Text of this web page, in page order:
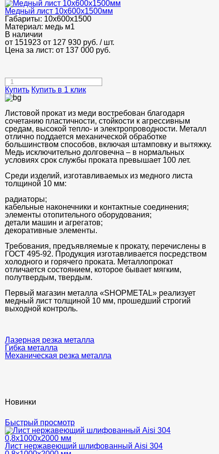
Медный лист 10x600x1500мм
Габариты: 10х600х1500
Материал: медь м1
В наличии
от 151923 от 127 930 руб. / шт.
Цена за лист: от 137 000 руб.
Купить Купить в 1 клик
Листовой прокат из меди востребован благодаря
сочетанию пластичности, стойкости к агрессивным
средам, высокой тепло- и электропроводности. Металл
отлично поддается механической обработке
большинством способов, включая штамповку и вытяжку.
Медь исключительно долговечна – в нормальных
условиях срок службы проката превышает 100 лет.
Среди изделий, изготавливаемых из медного листа
толщиной 10 мм:
радиаторы;
кабельные наконечники и контактные соединения;
элементы отопительного оборудования;
детали машин и агрегатов;
декоративные элементы.
Требования, предъявляемые к прокату, перечислены в
ГОСТ 495-92. Продукция изготавливается посредством
холодного и горячего проката. Металлопрокат
отличается состоянием, которое бывает мягким,
полутвердым, твердым.
Первый магазин металла «SHOPMETAL» реализует
медный лист толщиной 10 мм, прошедший строгий
выходной контроль.
Лазерная резка металла
Гибка металла
Механическая резка металла
Новинки
Быстрый просмотр
Лист нержавеющий шлифованный Aisi 304